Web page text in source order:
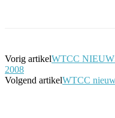
Vorig artikelWTCC
2008
Volgend artikelWTCC